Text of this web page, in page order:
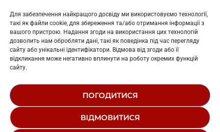
Для забезпечення найкращого досвіду ми використовуємо технології,
такі як файли cookie, для збереження та/або отримання інформації з
вашого пристрою. Надання згоди на використання цих технологій
дозволить нам обробляти дані, такі як поведінка під час перегляду
сайту або унікальні ідентифікатори. Відмова від згоди або її
відкликання може негативно вплинути на роботу окремих функцій
сайту.
ПОГОДИТИСЯ
ВІДМОВИТИСЯ
Косів: L11-01805
Гарасимів: L11-02274
© 1995-2026 РК «ЗАХІДНИЙ ПОЛЮС»